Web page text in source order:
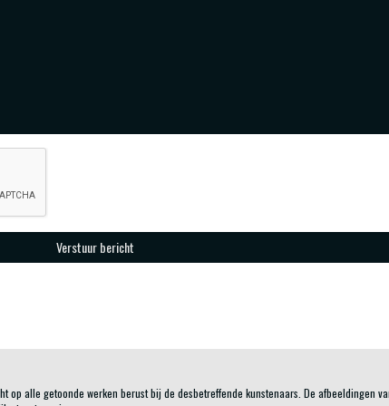
op alle getoonde werken berust bij de desbetreffende kunstenaars. De afbeeldingen